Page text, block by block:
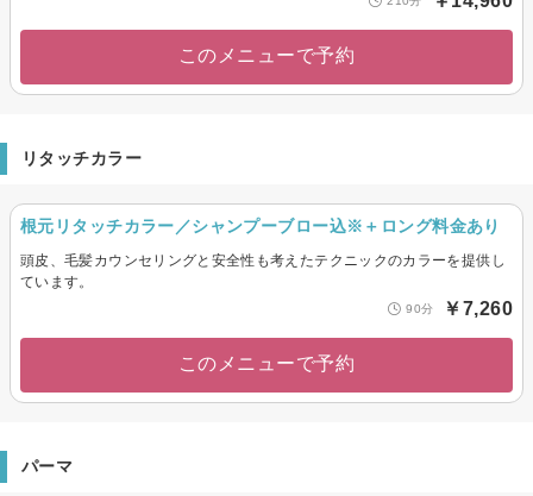
このメニューで予約
リタッチカラー
根元リタッチカラー／シャンプーブロー込※＋ロング料金あり
頭皮、毛髪カウンセリングと安全性も考えたテクニックのカラーを提供し
ています。
90分 ￥7,260
このメニューで予約
パーマ